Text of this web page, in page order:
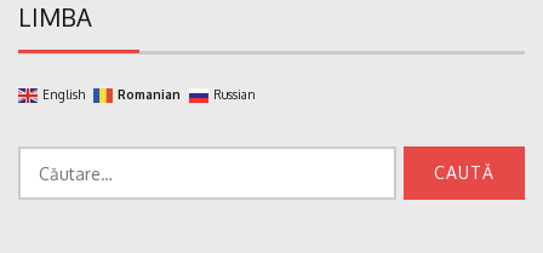
LIMBA
English Romanian Russian